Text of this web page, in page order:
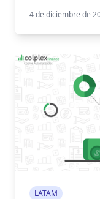
4 de diciembre de
LATAM